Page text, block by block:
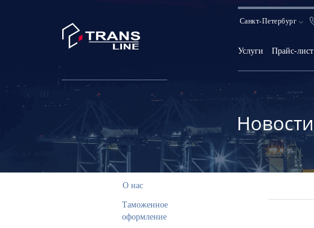
Санкт-Петербург
Услуги Прайс-лист
Новости
О нас
Таможенное
оформление